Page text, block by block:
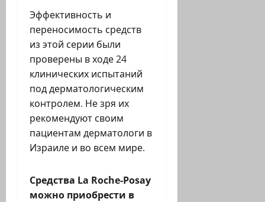
Эффективность и
переносимость средств
из этой серии были
проверены в ходе 24
клинических испытаний
под дерматологическим
контролем. Не зря их
рекомендуют своим
пациентам дерматологи в
Израиле и во всем мире.
Средства La Roche-Posay
можно приобрести в